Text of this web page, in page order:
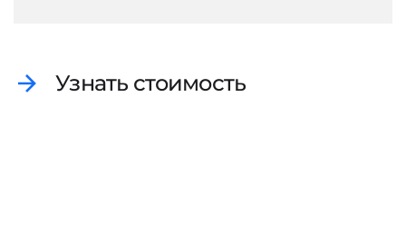
Узнать стоимость